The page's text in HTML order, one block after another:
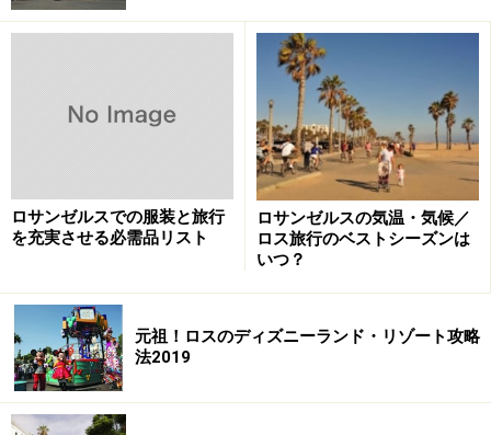
ロサンゼルスでの服装と旅行
を充実させる必需品リスト
ロサンゼルスの気温・気候／
ロス旅行のベストシーズンは
いつ？
元祖！ロスのディズニーランド・リゾート攻略
法2019